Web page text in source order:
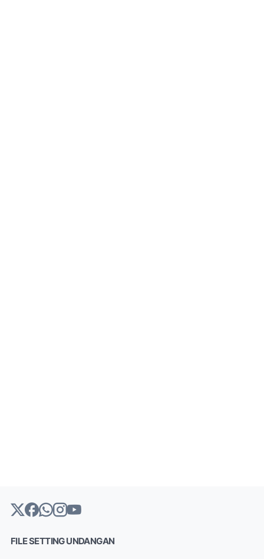
FILE SETTING UNDANGAN